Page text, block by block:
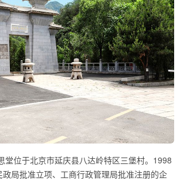
堂位于北京市延庆县八达岭特区三堡村。1998
局批准立项、工商行政管理局批准注册的企